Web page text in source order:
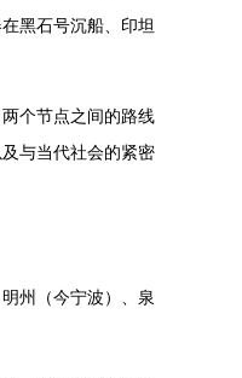
黑石号沉船、印坦
个节点之间的路线
与当代社会的紧密
州（今宁波）、泉